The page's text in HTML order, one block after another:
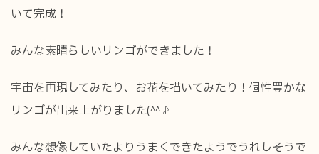
いて完成！
みんな素晴らしいリンゴができました！
宇宙を再現してみたり、お花を描いてみたり！個性豊かな
リンゴが出来上がりました(^^♪
みんな想像していたよりうまくできたようでうれしそうで